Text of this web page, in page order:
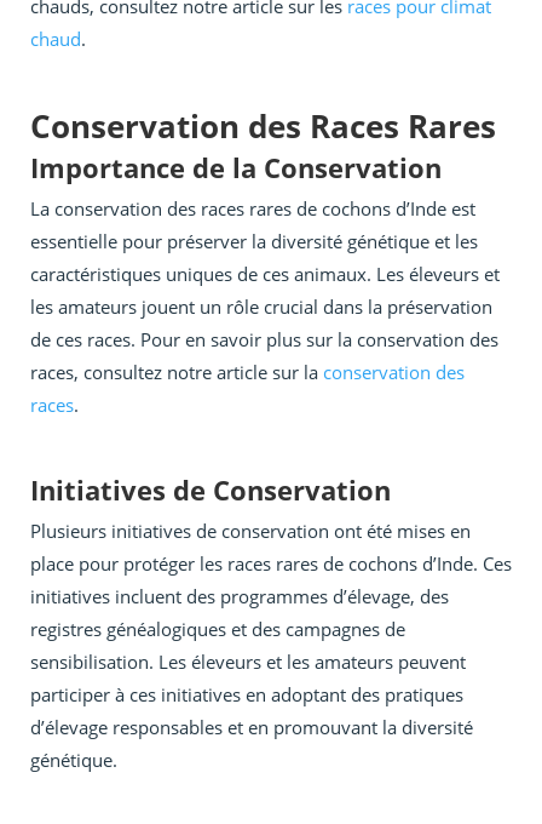
chauds, consultez notre article sur les races pour climat
chaud.
Conservation des Races Rares
Importance de la Conservation
La conservation des races rares de cochons d’Inde est
essentielle pour préserver la diversité génétique et les
caractéristiques uniques de ces animaux. Les éleveurs et
les amateurs jouent un rôle crucial dans la préservation
de ces races. Pour en savoir plus sur la conservation des
races, consultez notre article sur la conservation des
races.
Initiatives de Conservation
Plusieurs initiatives de conservation ont été mises en
place pour protéger les races rares de cochons d’Inde. Ces
initiatives incluent des programmes d’élevage, des
registres généalogiques et des campagnes de
sensibilisation. Les éleveurs et les amateurs peuvent
participer à ces initiatives en adoptant des pratiques
d’élevage responsables et en promouvant la diversité
génétique.